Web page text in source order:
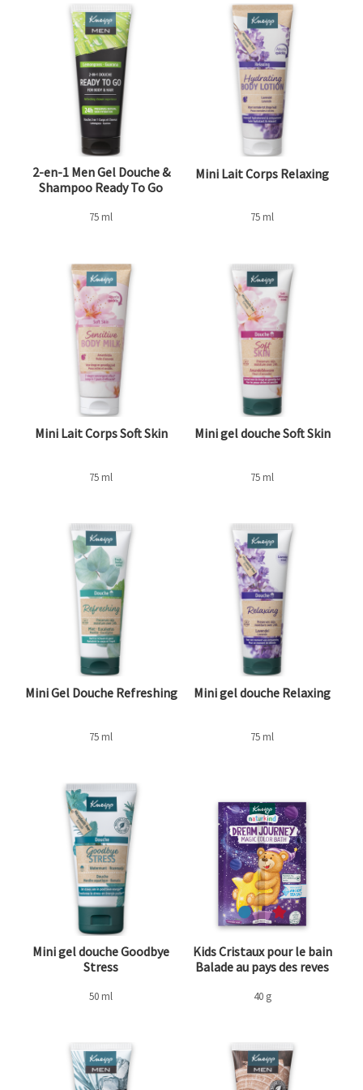
2-en-1 Men Gel Douche &
Shampoo Ready To Go
75 ml
Mini Lait Corps Relaxing
75 ml
Mini Lait Corps Soft Skin
75 ml
Mini gel douche Soft Skin
75 ml
Mini Gel Douche Refreshing
75 ml
Mini gel douche Relaxing
75 ml
Mini gel douche Goodbye
Stress
50 ml
Kids Cristaux pour le bain
Balade au pays des reves
40 g